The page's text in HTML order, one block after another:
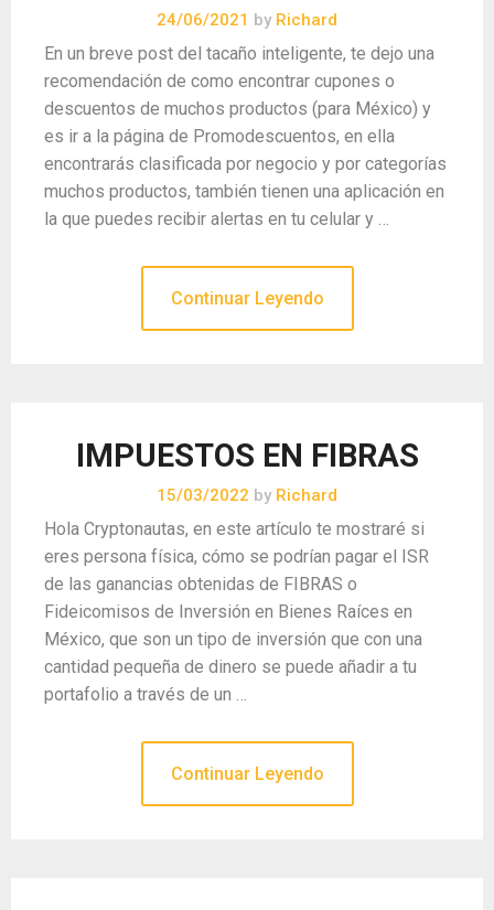
24/06/2021 by Richard
En un breve post del tacaño inteligente, te dejo una
recomendación de como encontrar cupones o
descuentos de muchos productos (para México) y
es ir a la página de Promodescuentos, en ella
encontrarás clasificada por negocio y por categorías
muchos productos, también tienen una aplicación en
la que puedes recibir alertas en tu celular y …
Continuar Leyendo
IMPUESTOS EN FIBRAS
15/03/2022 by Richard
Hola Cryptonautas, en este artículo te mostraré si
eres persona física, cómo se podrían pagar el ISR
de las ganancias obtenidas de FIBRAS o
Fideicomisos de Inversión en Bienes Raíces en
México, que son un tipo de inversión que con una
cantidad pequeña de dinero se puede añadir a tu
portafolio a través de un …
Continuar Leyendo